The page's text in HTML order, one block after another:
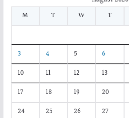
M
T W T
3
4 5 6
10
11 12 13
17
18 19 20
24
25 26 27